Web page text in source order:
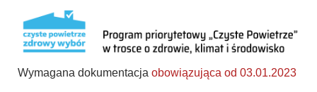
Wymagana dokumentacja obowiązująca od 03.01.2023